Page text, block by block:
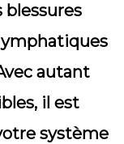
blessures
autant
il est
système